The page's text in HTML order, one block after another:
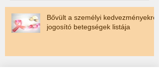
Bővült a személyi kedvezményekre
jogosító betegségek listája